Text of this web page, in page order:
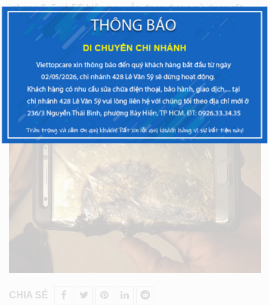
iphone 6, 5 và 5S hiện nay vẫn đang được sử dụng rất
nhiều. Vậy,
XEM THÊM
CHIA SẺ